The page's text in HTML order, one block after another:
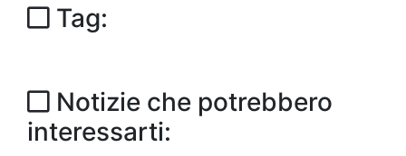
Tag:
Notizie che potrebbero
interessarti: